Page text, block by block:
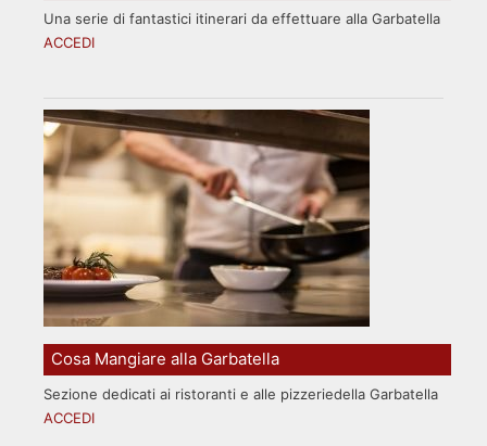
Una serie di fantastici itinerari da effettuare alla Garbatella
ACCEDI
Cosa Mangiare alla Garbatella
Sezione dedicati ai ristoranti e alle pizzeriedella Garbatella
ACCEDI